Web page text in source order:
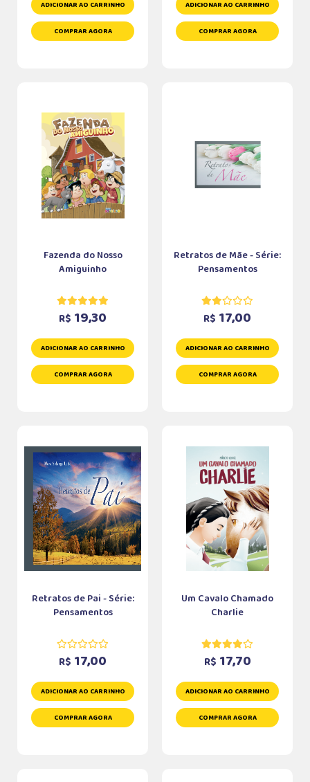
ADICIONAR AO CARRINHO
COMPRAR AGORA
ADICIONAR AO CARRINHO
COMPRAR AGORA
Fazenda do Nosso
Amiguinho
R$ 19,30
ADICIONAR AO CARRINHO
COMPRAR AGORA
Retratos de Mãe - Série:
Pensamentos
R$ 17,00
ADICIONAR AO CARRINHO
COMPRAR AGORA
Retratos de Pai - Série:
Pensamentos
R$ 17,00
ADICIONAR AO CARRINHO
COMPRAR AGORA
Um Cavalo Chamado
Charlie
R$ 17,70
ADICIONAR AO CARRINHO
COMPRAR AGORA